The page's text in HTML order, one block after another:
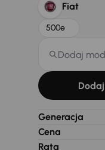
Fiat
500e
Dodaj
Generacja
Cena
Rata